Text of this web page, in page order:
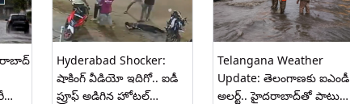
Hyderabad Shocker:
షాకింగ్ వీడియో ఇదిగో.. ఐడీ
ప్రూఫ్ అడిగిన హోటల్
Telangana Weather
Update: తెలంగాణకు ఐఎండీ
అలర్ట్.. హైదరాబాద్‌తో పాటు